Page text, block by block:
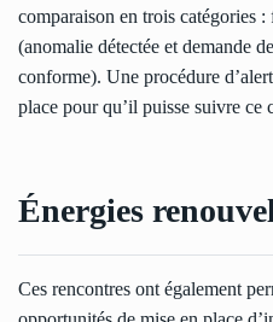
comparaison en trois catégories
(anomalie détectée et demande
conforme). Une procédure
place pour qu’il puisse suivre ce
Énergies
Ces rencontres ont également